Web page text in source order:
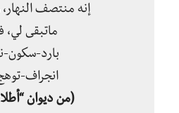
إنه منتصف
ماتبقى لي،
بارد-سكون-
انجراف-
(من ديوان